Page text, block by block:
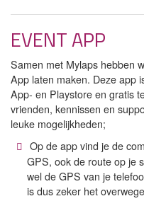
EVENT APP
Samen met Mylaps hebben
App laten maken. Deze app
App- en Playstore en gratis
vrienden, kennissen en
leuke mogelijkheden;
Op de app vind je de
GPS, ook de route op je
wel de GPS van je
is dus zeker het